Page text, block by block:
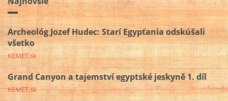
Archeológ Jozef Hudec: Starí Egypťania odskúšali
všetko
KEMET.sk
Grand Canyon a tajemství egyptské jeskyně 1. díl
KEMET.sk